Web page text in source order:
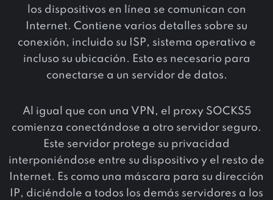
los dispositivos en línea se comunican con
Internet. Contiene varios detalles sobre su
conexión, incluido su ISP, sistema operativo e
incluso su ubicación. Esto es necesario para
conectarse a un servidor de datos.
Al igual que con una VPN, el proxy SOCKS5
comienza conectándose a otro servidor seguro.
Este servidor protege su privacidad
interponiéndose entre su dispositivo y el resto de
Internet. Es como una máscara para su dirección
IP, diciéndole a todos los demás servidores a los